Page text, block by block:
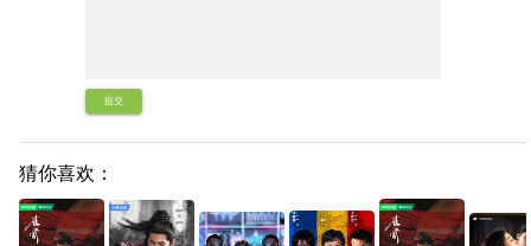
提交
猜你喜欢：